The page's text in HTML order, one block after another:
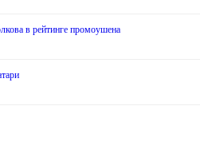
в рейтинге промоушена